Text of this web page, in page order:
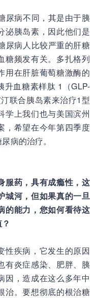
尿病不同，其是由于胰
泌胰岛素，因此他们是
尿病人比较严重的肝糖
糖频发有关。多扎格列
用在肝脏葡萄糖激酶的
升血糖素样肽 1（GLP-
联合胰岛素来治疗1型
学上我们也与美国滨州
，希望在今年第四季度
病的治疗。
服药，具有成瘾性，这
城河，但如果真的一旦
的能力，您如何看待这
性疾病，它发生的原因
有炎症感染、肥胖、胰
因，造成在这么多年中
治。要想彻底的根治糖